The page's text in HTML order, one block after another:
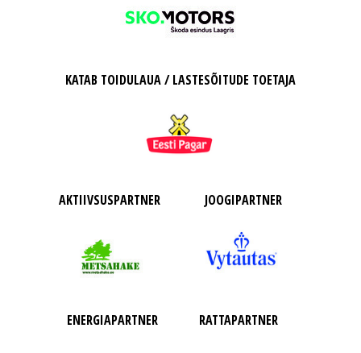
KATAB TOIDULAUA / LASTESÕITUDE TOETAJA
AKTIIVSUSPARTNER JOOGIPARTNER
ENERGIAPARTNER RATTAPARTNER